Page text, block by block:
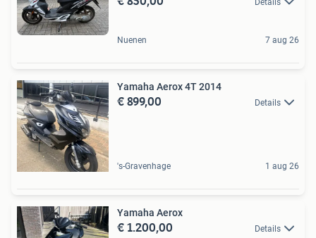
Details
Nuenen 7 aug 26
Yamaha Aerox 4T 2014
€ 899,00 Details
's-Gravenhage 1 aug 26
Yamaha Aerox
€ 1.200,00 Details